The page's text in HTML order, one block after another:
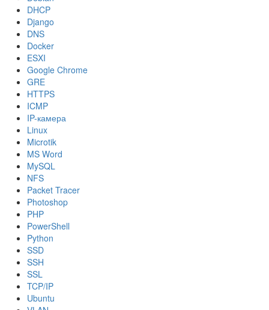
DHCP
Django
DNS
Docker
ESXI
Google Chrome
GRE
HTTPS
ICMP
IP-камера
Linux
Microtik
MS Word
MySQL
NFS
Packet Tracer
Photoshop
PHP
PowerShell
Python
SSD
SSH
SSL
TCP/IP
Ubuntu